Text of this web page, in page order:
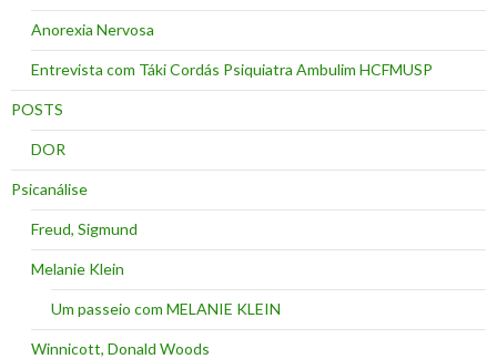
Anorexia Nervosa
Entrevista com Táki Cordás Psiquiatra Ambulim HCFMUSP
POSTS
DOR
Psicanálise
Freud, Sigmund
Melanie Klein
Um passeio com MELANIE KLEIN
Winnicott, Donald Woods